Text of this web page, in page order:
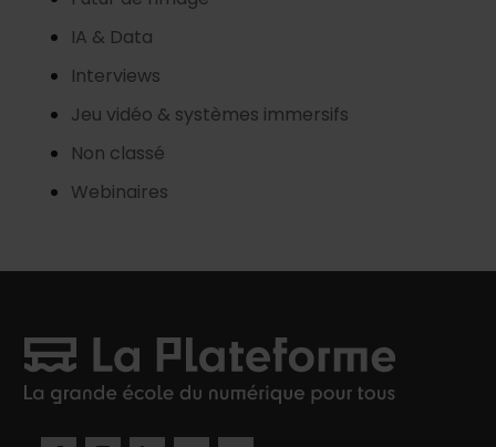
IA & Data
Interviews
Jeu vidéo & systèmes immersifs
Non classé
Webinaires